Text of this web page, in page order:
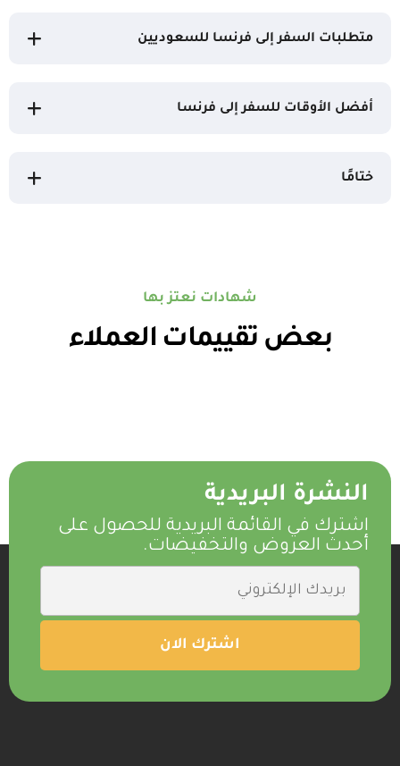
متطلبات السفر إلى فرنسا للسعوديين
أفضل الأوقات للسفر إلى فرنسا
ختامًا
شهادات نعتز بها
بعض تقييمات العملاء
النشرة البريدية
اشترك في القائمة البريدية للحصول على
أحدث العروض والتخفيضات.